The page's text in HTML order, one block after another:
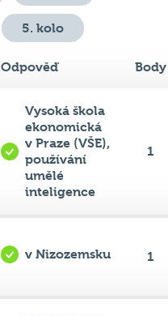
5. kolo
Odpověď Body
Vysoká škola
ekonomická
v Praze (VŠE),
používání
umělé
inteligence
1
v Nizozemsku 1